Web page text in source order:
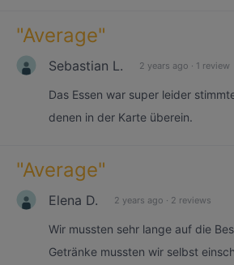
"Average"
Sebastian L. 2 years ago · 1 review
Das Essen war super leider
denen in der Karte überein.
"Average"
Elena D. 2 years ago · 2 reviews
Wir mussten sehr lange auf die
Getränke mussten wir selbst